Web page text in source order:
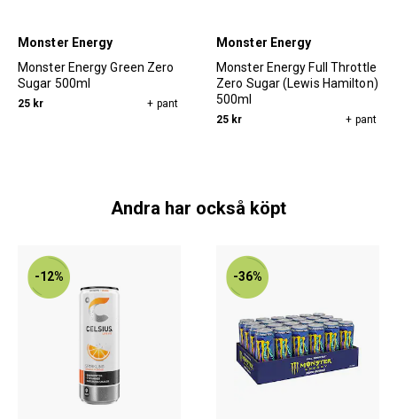
Monster Energy
Monster Energy Green Zero
Sugar 500ml
25 kr + pant
Monster Energy
Monster Energy Full Throttle
Zero Sugar (Lewis Hamilton)
500ml
25 kr + pant
Andra har också köpt
-12% -36%